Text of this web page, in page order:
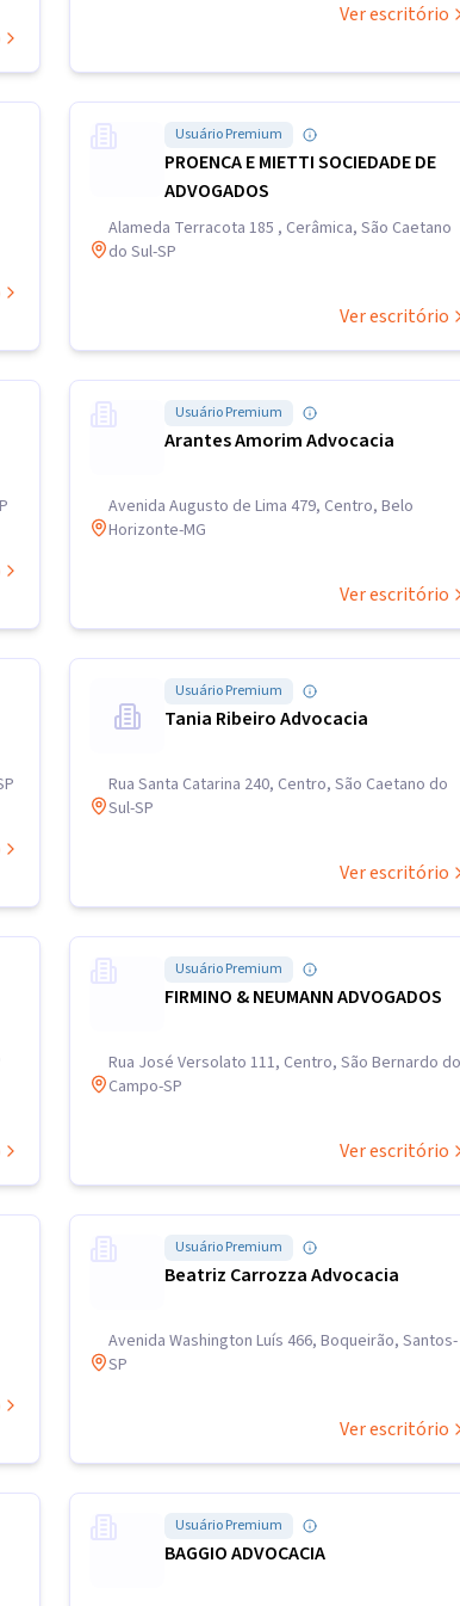
Ver escritório
Usuário Premium
PROENCA E MIETTI SOCIEDADE DE
ADVOGADOS
Alameda Terracota 185 , Cerâmica, São Caetano
do Sul-SP
Ver escritório
Usuário Premium
Arantes Amorim Advocacia
Avenida Augusto de Lima 479, Centro, Belo
Horizonte-MG
Ver escritório
Usuário Premium
Tania Ribeiro Advocacia
Rua Santa Catarina 240, Centro, São Caetano do
Sul-SP
Ver escritório
Usuário Premium
FIRMINO & NEUMANN ADVOGADOS
Rua José Versolato 111, Centro, São Bernardo do
Campo-SP
Ver escritório
Usuário Premium
Beatriz Carrozza Advocacia
Avenida Washington Luís 466, Boqueirão, Santos-
SP
Ver escritório
Usuário Premium
BAGGIO ADVOCACIA